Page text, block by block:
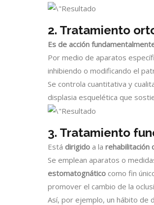
2. Tratamiento
Es de acción
Por medio de aparatos
inhibiendo o modificando el
Se controla cuantitativa y
displasia esquelética que
3. Tratamiento
Está dirigido a la rehabilitación
Se emplean aparatos o
estomatognático como fin
promover el cambio de la
Así, por ejemplo, un hábito de